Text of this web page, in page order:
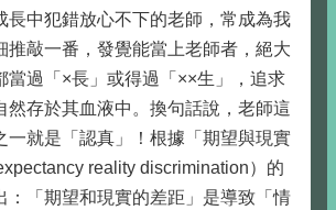
長中犯錯放心不下的老師，常成為我
推敲一番，發覺能當上老師者，絕大
當過「×長」或得過「××生」，追求
然存於其血液中。換句話說，老師這
一就是「認真」！根據「期望與現實
reality discrimination）的
：「期望和現實的差距」是導致「情